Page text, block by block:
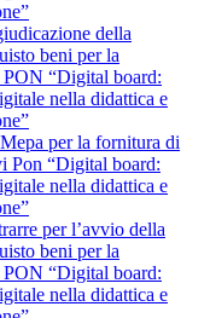
della
beni per la
“Digital board:
nella didattica e
per la fornitura di
Pon “Digital board:
nella didattica e
per l’avvio della
beni per la
“Digital board:
nella didattica e